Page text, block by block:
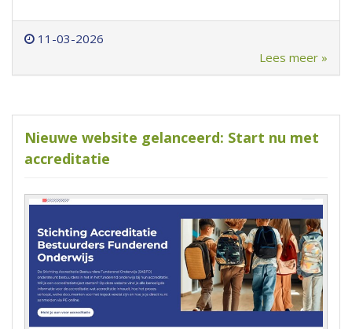
11-03-2026
Lees meer »
Nieuwe website gelanceerd: Start nu met
accreditatie